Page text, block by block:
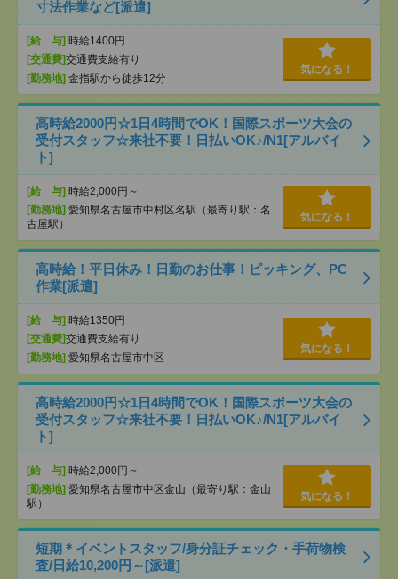
寸法作業など[派遣]
[給 与] 時給1400円
[交通費]交通費支給有り
[勤務地] 金指駅から徒歩12分
気になる！
高時給2000円☆1日4時間でOK！国際スポーツ大会の
受付スタッフ☆来社不要！日払いOK♪/N1[アルバイ
ト]
[給 与] 時給2,000円～
[勤務地] 愛知県名古屋市中村区名駅（最寄り駅：名
古屋駅）
気になる！
高時給！平日休み！日勤のお仕事！ピッキング、PC
作業[派遣]
[給 与] 時給1350円
[交通費]交通費支給有り
[勤務地] 愛知県名古屋市中区
気になる！
高時給2000円☆1日4時間でOK！国際スポーツ大会の
受付スタッフ☆来社不要！日払いOK♪/N1[アルバイ
ト]
[給 与] 時給2,000円～
[勤務地] 愛知県名古屋市中区金山（最寄り駅：金山
駅）
気になる！
短期＊イベントスタッフ/身分証チェック・手荷物検
査/日給10,200円～[派遣]